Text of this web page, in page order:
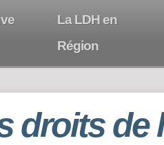
La LDH en
Région
droits de